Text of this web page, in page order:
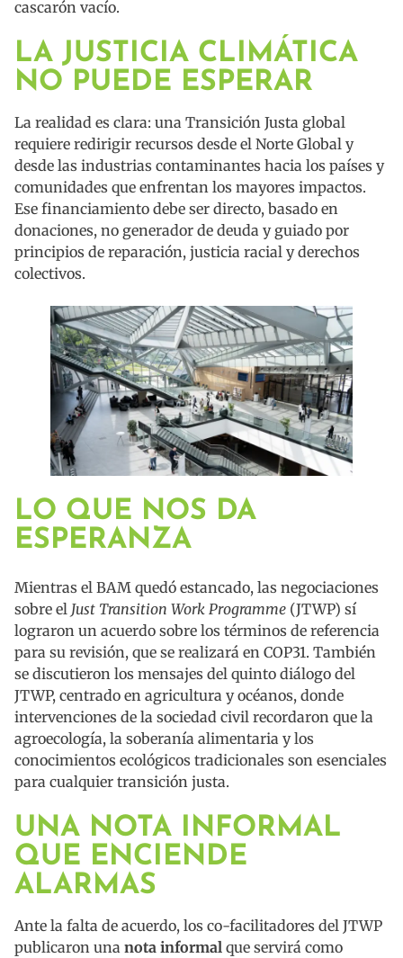
cascarón vacío.
LA JUSTICIA CLIMÁTICA
NO PUEDE ESPERAR
La realidad es clara: una Transición Justa global
requiere redirigir recursos desde el Norte Global y
desde las industrias contaminantes hacia los países y
comunidades que enfrentan los mayores impactos.
Ese financiamiento debe ser directo, basado en
donaciones, no generador de deuda y guiado por
principios de reparación, justicia racial y derechos
colectivos.
LO QUE NOS DA
ESPERANZA
Mientras el BAM quedó estancado, las negociaciones
sobre el Just Transition Work Programme (JTWP) sí
lograron un acuerdo sobre los términos de referencia
para su revisión, que se realizará en COP31. También
se discutieron los mensajes del quinto diálogo del
JTWP, centrado en agricultura y océanos, donde
intervenciones de la sociedad civil recordaron que la
agroecología, la soberanía alimentaria y los
conocimientos ecológicos tradicionales son esenciales
para cualquier transición justa.
UNA NOTA INFORMAL
QUE ENCIENDE
ALARMAS
Ante la falta de acuerdo, los co-facilitadores del JTWP
publicaron una nota informal que servirá como